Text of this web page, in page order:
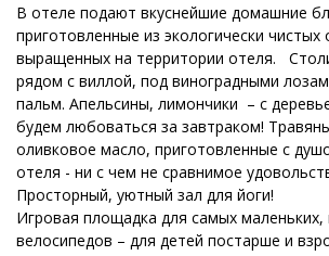
В отеле подают вкуснейшие домашние
приготовленные из экологически
выращенных на территории отеля.
рядом с виллой, под виноградными
пальм. Апельсины, лимончики – с
будем любоваться за завтраком!
оливковое масло, приготовленные с
отеля - ни с чем не сравнимое
Просторный, уютный зал для йоги!
Игровая площадка для самых маленьких,
велосипедов – для детей постарше и